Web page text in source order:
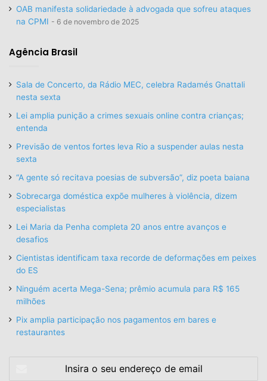
OAB manifesta solidariedade à advogada que sofreu ataques
na CPMI
6 de novembro de 2025
Agência Brasil
Sala de Concerto, da Rádio MEC, celebra Radamés Gnattali
nesta sexta
Lei amplia punição a crimes sexuais online contra crianças;
entenda
Previsão de ventos fortes leva Rio a suspender aulas nesta
sexta
“A gente só recitava poesias de subversão”, diz poeta baiana
Sobrecarga doméstica expõe mulheres à violência, dizem
especialistas
Lei Maria da Penha completa 20 anos entre avanços e
desafios
Cientistas identificam taxa recorde de deformações em peixes
do ES
Ninguém acerta Mega-Sena; prêmio acumula para R$ 165
milhões
Pix amplia participação nos pagamentos em bares e
restaurantes